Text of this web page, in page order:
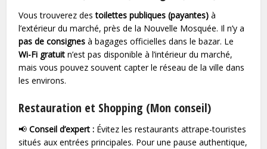
Vous trouverez destoilettes publiques (payantes) à
l’extérieur du marché, près de la Nouvelle Mosquée. Il n’y a
pas de consignes à bagages officielles dans le bazar. Le
Wi-Fi gratuit n’est pas disponible à l’intérieur du marché,
mais vous pouvez souvent capter le réseau de la ville dans
les environs.
Restauration et Shopping (Mon conseil)
📢Conseil d’expert : Évitez les restaurants attrape-touristes
situés aux entrées principales. Pour une pause authentique,